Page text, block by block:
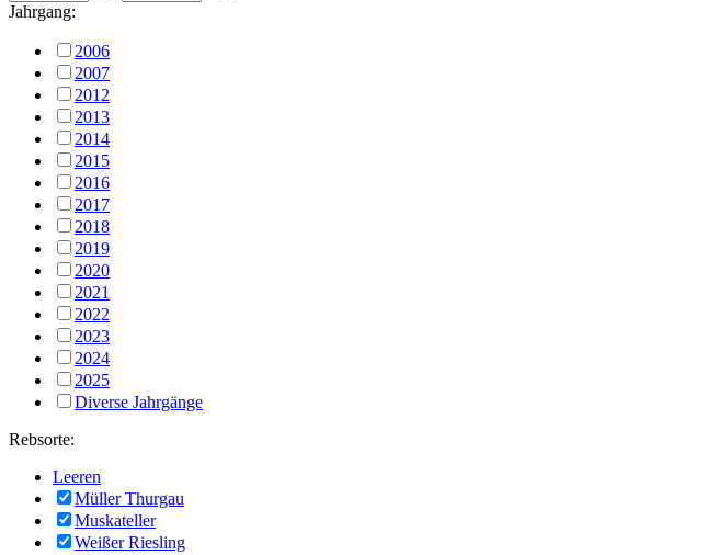
Jahrgang:
2006
2007
2012
2013
2014
2015
2016
2017
2018
2019
2020
2021
2022
2023
2024
2025
Diverse Jahrgänge
Rebsorte:
Leeren
Müller Thurgau
Muskateller
Weißer Riesling